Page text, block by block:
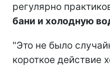
регулярно
бани и холодную
"Это не было
короткое действие